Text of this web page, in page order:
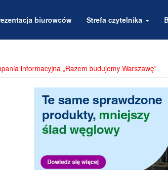
biurowców Strefa czytelnika
informacyjna „Razem budujemy Warszawę”